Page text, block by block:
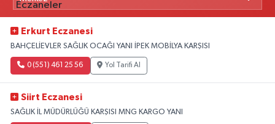
Erkurt Eczanesi
BAHÇELİEVLER SAĞLIK OCAĞI YANI İPEK MOBİLYA KARŞISI
0 (551) 461 25 56 Yol Tarifi Al
Siirt Eczanesi
SAĞLIK İL MÜDÜRLÜĞÜ KARŞISI MNG KARGO YANI